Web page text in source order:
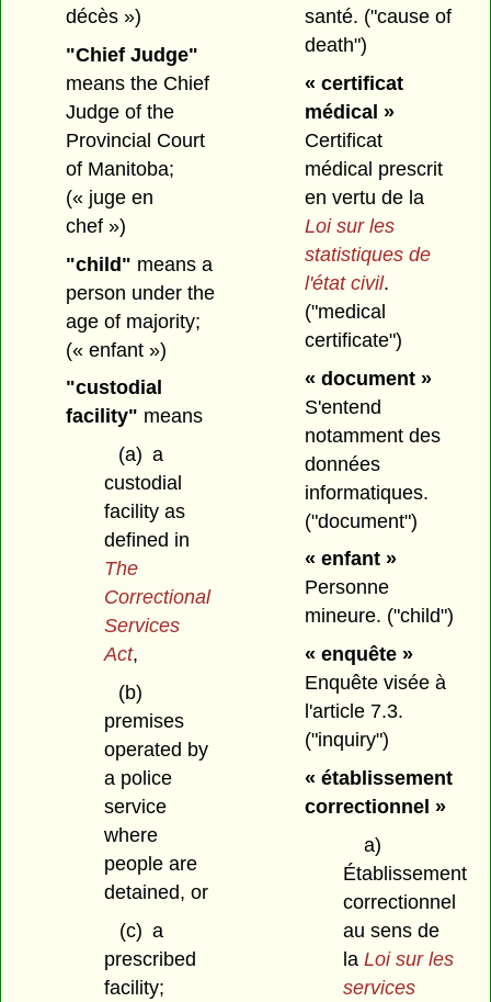
décès »)
"Chief Judge"
means the Chief
Judge of the
Provincial Court
of Manitoba;
(« juge en
chef »)
"child" means a
person under the
age of majority;
(« enfant »)
"custodial
facility" means
(a) a
custodial
facility as
defined in
The
Correctional
Services
Act,
(b)
premises
operated by
a police
service
where
people are
detained, or
(c) a
prescribed
facility;
santé. ("cause of
death")
« certificat
médical »
Certificat
médical prescrit
en vertu de la
Loi sur les
statistiques de
l'état civil.
("medical
certificate")
« document »
S'entend
notamment des
données
informatiques.
("document")
« enfant »
Personne
mineure. ("child")
« enquête »
Enquête visée à
l'article 7.3.
("inquiry")
« établissement
correctionnel »
a)
Établissement
correctionnel
au sens de
la Loi sur les
services